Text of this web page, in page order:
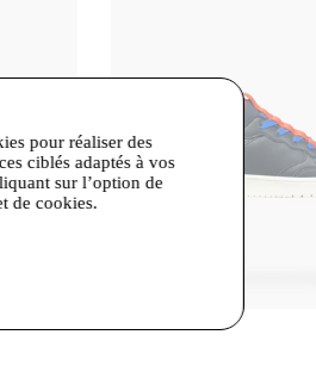
pour réaliser des
ciblés adaptés à vos
sur l’option de
de cookies.